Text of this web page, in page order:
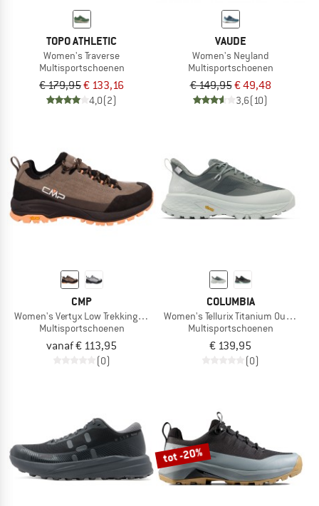
TOPO ATHLETIC
Women's Traverse
Multisportschoenen
€ 179,95€ 133,16
4,0(2)
VAUDE
Women's Neyland
Multisportschoenen
€ 149,95€ 49,48
3,6(10)
CMP
Women's Vertyx Low Trekking Shoes WP
Multisportschoenen
vanaf € 113,95
(0)
COLUMBIA
Women's Tellurix Titanium Outdry
Multisportschoenen
€ 139,95
(0)
tot -20%